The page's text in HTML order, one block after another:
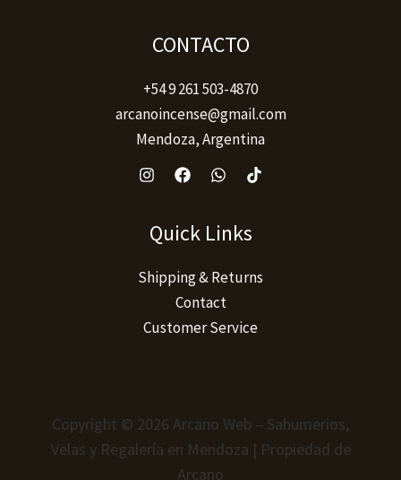
CONTACTO
+54 9 261 503-4870
arcanoincense@gmail.com
Mendoza, Argentina
Quick Links
Shipping & Returns
Contact
Customer Service
Copyright © 2026 Arcano Web – Sahumerios,
Velas y Regalería en Mendoza | Propiedad de
Arcano